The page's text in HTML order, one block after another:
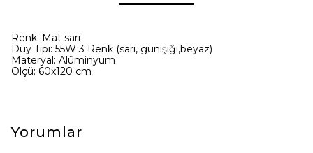
Renk: Mat sarı
Duy Tipi: 55W 3 Renk (sarı, günışığı,beyaz)
Materyal: Alüminyum
Ölçü: 60x120 cm
Yorumlar